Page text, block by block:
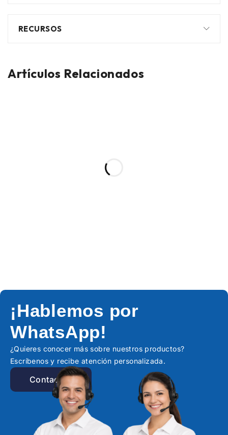
RECURSOS
Artículos Relacionados
¡Hablemos por
WhatsApp!
¿Quieres conocer más sobre nuestros productos?
Escríbenos y recibe atención personalizada.
Contactar!